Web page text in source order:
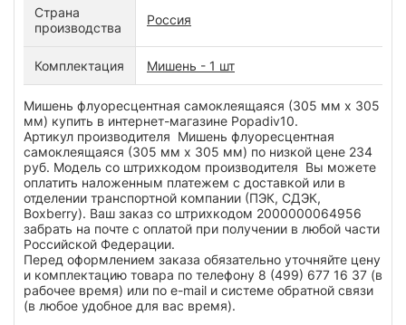
Страна
производства
Россия
Комплектация Мишень - 1 шт
Мишень флуоресцентная самоклеящаяся (305 мм х 305
мм) купить в интернет-магазине Popadiv10.
Артикул производителя Мишень флуоресцентная
самоклеящаяся (305 мм х 305 мм) по низкой цене 234
руб. Модель со штрихкодом производителя Вы можете
оплатить наложенным платежем с доставкой или в
отделении транспортной компании (ПЭК, СДЭК,
Boxberry). Ваш заказ со штрихкодом 2000000064956
забрать на почте с оплатой при получении в любой части
Российской Федерации.
Перед оформлением заказа обязательно уточняйте цену
и комплектацию товара по телефону 8 (499) 677 16 37 (в
рабочее время) или по e-mail и системе обратной связи
(в любое удобное для вас время).